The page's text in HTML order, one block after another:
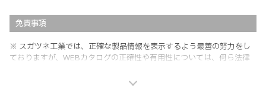
免責事項
※ スガツネ工業では、正確な製品情報を表示するよう最善の努力をし
ておりますが、WEBカタログの正確性や有用性については、何ら法律